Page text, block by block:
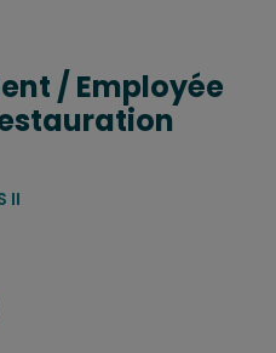
/ Employée
II